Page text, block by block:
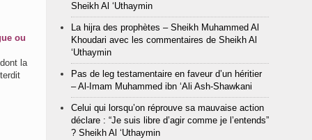
ou
la
Sheikh Al ‘Uthaymin
La hijra des prophètes – Sheikh Muhammed Al
Khoudari avec les commentaires de Sheikh Al
‘Uthaymin
Pas de leg testamentaire en faveur d’un héritier
– Al-Imam Muhammed ibn ‘Ali Ash-Shawkani
Celui qui lorsqu’on réprouve sa mauvaise action
déclare : “Je suis libre d’agir comme je l’entends”
? Sheikh Al ‘Uthaymin